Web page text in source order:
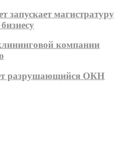
запускает магистратуру
компании
разрушающийся ОКН